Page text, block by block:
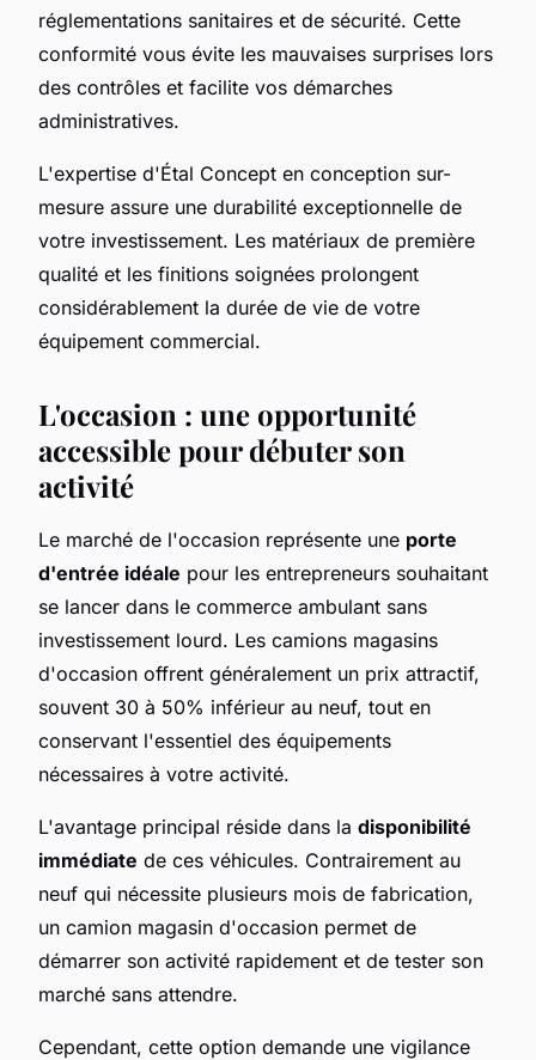
réglementations sanitaires et de sécurité. Cette
conformité vous évite les mauvaises surprises lors
des contrôles et facilite vos démarches
administratives.
L'expertise d'Étal Concept en conception sur-
mesure assure une durabilité exceptionnelle de
votre investissement. Les matériaux de première
qualité et les finitions soignées prolongent
considérablement la durée de vie de votre
équipement commercial.
L'occasion : une opportunité
accessible pour débuter son
activité
Le marché de l'occasion représente une porte
d'entrée idéale pour les entrepreneurs souhaitant
se lancer dans le commerce ambulant sans
investissement lourd. Les camions magasins
d'occasion offrent généralement un prix attractif,
souvent 30 à 50% inférieur au neuf, tout en
conservant l'essentiel des équipements
nécessaires à votre activité.
L'avantage principal réside dans la disponibilité
immédiate de ces véhicules. Contrairement au
neuf qui nécessite plusieurs mois de fabrication,
un camion magasin d'occasion permet de
démarrer son activité rapidement et de tester son
marché sans attendre.
Cependant, cette option demande une vigilance